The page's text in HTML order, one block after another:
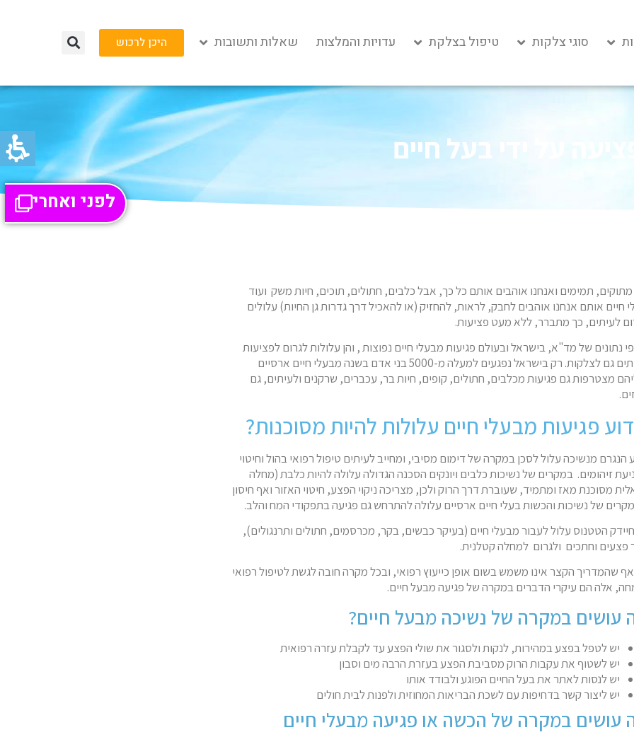
לפני ואחרי
סוגי צלקות טיפול בצלקת עדויות והמלצות שאלות ותשובות היכן לרכוש
על ידי בעל חיים
תמימים ואנחנו אוהבים אותם כל כך, אבל כלבים, חתולים, תוכים, חיות משק ועוד
חיים אותם אנחנו אוהבים לחבק, לראות, להחזיק (או להאכיל דרך גדרות גן החיות) עלולים
לעיתים, כך מתברר, ללא מעט פציעות.
נתונים של מד"א, בישראל ובעולם פגיעות מבעלי חיים נפוצות , והן עלולות לגרום לפציעות
לעיתים גם לצלקות. רק בישראל נפגעים למעלה מ-5000 בני אדם בשנה מבעלי חיים ארסיים
מצטרפות גם פגיעות מכלבים, חתולים, קופים, חיות בר, עכברים, שרקנים ולעיתים, גם
פגיעות מבעלי חיים עלולות להיות מסוכנות?
הנגרם מנשיכה עלול לסכן במקרה של דימום מסיבי, ומחייב לעיתים טיפול רפואי בהול וחיטוי
זיהומים. במקרים של נשיכות כלבים ויונקים הסכנה הגדולה עלולה להיות כלבת (מחלה
מסוכנת מאז ומתמיד, שעוברת דרך הרוק ולכן, מצריכה ניקוי הפצע, חיטוי האזור ואף חיסון
של נשיכות והכשות בעלי חיים ארסיים עלולה להתרחש גם פגיעה בתפקודי המח והלב.
הטטנוס עלול לעבור מבעלי חיים (בעיקר כבשים, בקר, מכרסמים, חתולים ותרנגולים),
פצעים וחתכים ולגרום למחלה קטלנית.
שהמדריך הקצר אינו משמש בשום אופן כייעוץ רפואי, ובכל מקרה חובה לגשת לטיפול רפואי
אלה הם עיקרי הדברים במקרה של פגיעה מבעל חיים.
עושים במקרה של נשיכה מבעל חיים?
יש לטפל בפצע במהירות, לנקות ולסגור את שולי הפצע עד לקבלת עזרה רפואית
יש לשטוף את עקבות הרוק מסביבת הפצע בעזרת הרבה מים וסבון
יש לנסות לאתר את בעל החיים הפוגע ולבודד אותו
יש ליצור קשר בדחיפות עם לשכת הבריאות המחוזית ולפנות לבית חולים
עושים במקרה של הכשה או פגיעה מבעלי חיים